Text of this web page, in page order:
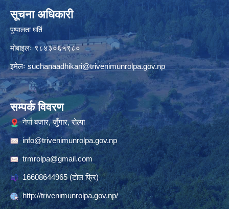
सूचना अधिकारी
पुष्पालता घर्ति
मोबाइलः ९८४३०६५९८०
इमेलःsuchanaadhikari@trivenimunrolpa.gov.np
सम्पर्क विवरण
नेर्पा बजार, जुँगार, रोल्पा
info@trivenimunrolpa.gov.np
trmrolpa@gmail.com
16608644965(टाेल फ्रि)
http://trivenimunrolpa.gov.np/